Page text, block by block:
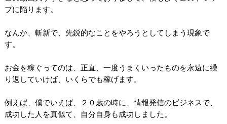
プに陥ります。
なんか、斬新で、先鋭的なことをやろうとしてしまう現象で
す。
お金を稼ぐってのは、正直、一度うまくいったものを永遠に繰
り返していけば、いくらでも稼げます。
例えば、僕でいえば、２０歳の時に、情報発信のビジネスで、
成功した人を真似て、自分自身も成功しました。